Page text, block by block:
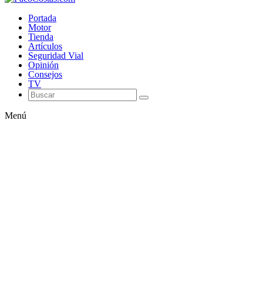
Portada
Motor
Tienda
Artículos
Seguridad Vial
Opinión
Consejos
TV
Menú